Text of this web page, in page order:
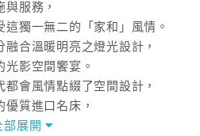
服務，
獨一無二的「家和」風情。
合溫暖明亮之燈光設計，
影空間饗宴。
都會風情點綴了空間設計，
質進口名床，
式美味佳餚的極致享受，
部展開